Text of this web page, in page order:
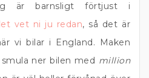
är barnsligt förtjust i
vet ni ju redan, så det är
vi bilar i England. Maken
ner bilen med million